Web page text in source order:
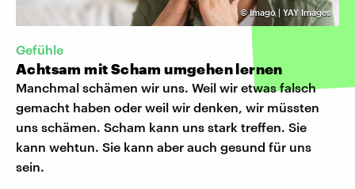
©Imago | YAY Images
Gefühle
Achtsam mit Scham umgehen lernen
Manchmal schämen wir uns. Weil wir etwas falsch
gemacht haben oder weil wir denken, wir müssten
uns schämen. Scham kann uns stark treffen. Sie
kann wehtun. Sie kann aber auch gesund für uns
sein.